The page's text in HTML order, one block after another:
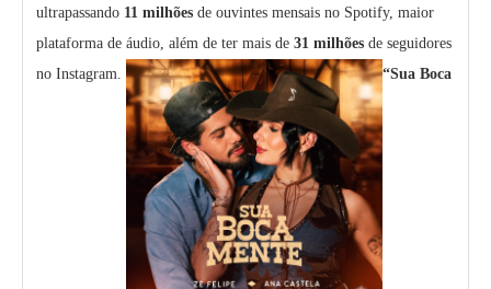
ultrapassando 11 milhões de ouvintes mensais no Spotify, maior
plataforma de áudio, além de ter mais de 31 milhões de seguidores
no Instagram.
“Sua Boca